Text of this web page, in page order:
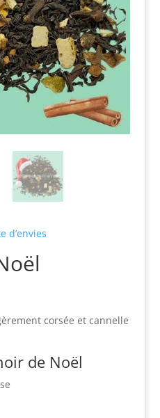
d’envies
corsée et cannelle
de Noël